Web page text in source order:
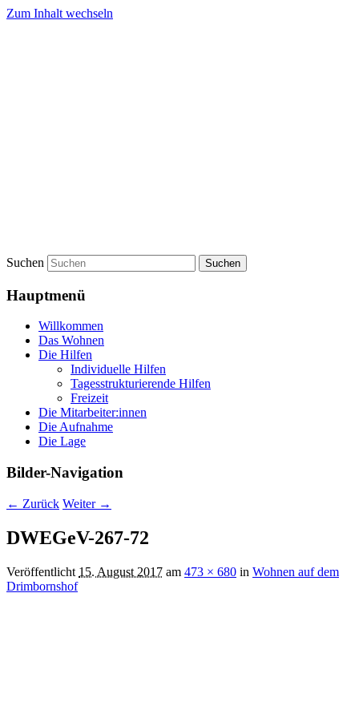
Zum Inhalt wechseln
Suchen
Hauptmenü
Willkommen
Das Wohnen
Die Hilfen
Individuelle Hilfen
Tagesstrukturierende Hilfen
Freizeit
Die Mitarbeiter:innen
Die Aufnahme
Die Lage
Bilder-Navigation
← Zurück Weiter →
DWEGeV-267-72
Veröffentlicht 15. August 2017 am 473 × 680 in Wohnen auf dem
Drimbornshof